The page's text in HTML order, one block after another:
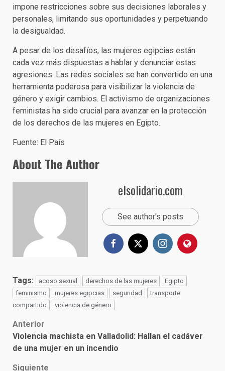
impone restricciones sobre sus decisiones laborales y
personales, limitando sus oportunidades y perpetuando
la desigualdad.
A pesar de los desafíos, las mujeres egipcias están
cada vez más dispuestas a hablar y denunciar estas
agresiones. Las redes sociales se han convertido en una
herramienta poderosa para visibilizar la violencia de
género y exigir cambios. El activismo de organizaciones
feministas ha sido crucial para avanzar en la protección
de los derechos de las mujeres en Egipto.
Fuente: El País
About The Author
elsolidario.com
See author's posts
Tags: acoso sexual derechos de las mujeres
Egipto
feminismo
mujeres egipcias seguridad
transporte
compartido
violencia de género
Post
navigation
Anterior
Violencia machista en Valladolid: Hallan el cadáver
de una mujer en un incendio
Siguiente